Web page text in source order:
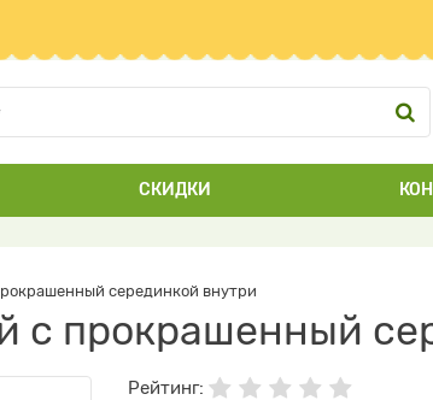
СКИДКИ
серединкой внутри
с прокрашенный
Рейтинг: